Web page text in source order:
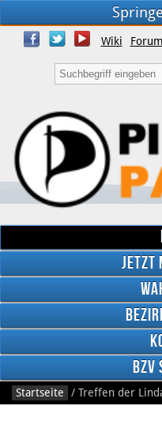
Wiki Forum
Jetzt
BzV
Startseite / Treffen der